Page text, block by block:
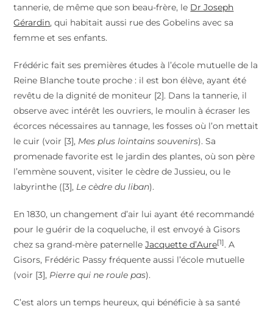
tannerie, de même que son beau-frère, le Dr Joseph
Gérardin, qui habitait aussi rue des Gobelins avec sa
femme et ses enfants.
Frédéric fait ses premières études à l’école mutuelle de la
Reine Blanche toute proche : il est bon élève, ayant été
revêtu de la dignité de moniteur [2]. Dans la tannerie, il
observe avec intérêt les ouvriers, le moulin à écraser les
écorces nécessaires au tannage, les fosses où l’on mettait
le cuir (voir [3], Mes plus lointains souvenirs). Sa
promenade favorite est le jardin des plantes, où son père
l’emmène souvent, visiter le cèdre de Jussieu, ou le
labyrinthe ([3], Le cèdre du liban).
En 1830, un changement d’air lui ayant été recommandé
pour le guérir de la coqueluche, il est envoyé à Gisors
chez sa grand-mère paternelleJacquette d’Aure[1]. A
Gisors, Frédéric Passy fréquente aussi l’école mutuelle
(voir [3], Pierre qui ne roule pas).
C’est alors un temps heureux, qui bénéficie à sa santé